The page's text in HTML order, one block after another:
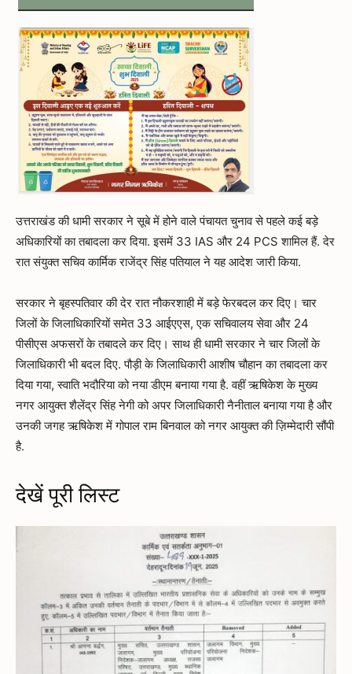
उत्तराखंड की धामी सरकार ने सूबे में होने वाले पंचायत चुनाव से पहले कई बड़े
अधिकारियों का तबादला कर दिया. इसमें 33 IAS और 24 PCS शामिल हैं. देर
रात संयुक्त सचिव कार्मिक राजेंद्र सिंह पतियाल ने यह आदेश जारी किया.
सरकार ने बृहस्पतिवार की देर रात नौकरशाही में बड़े फेरबदल कर दिए। चार
जिलों के जिलाधिकारियों समेत 33 आईएएस, एक सचिवालय सेवा और 24
पीसीएस अफसरों के तबादले कर दिए। साथ ही धामी सरकार ने चार जिलों के
जिलाधिकारी भी बदल दिए. पौड़ी के जिलाधिकारी आशीष चौहान का तबादला कर
दिया गया, स्वाति भदौरिया को नया डीएम बनाया गया है. वहीं ऋषिकेश के मुख्य
नगर आयुक्त शैलेंद्र सिंह नेगी को अपर जिलाधिकारी नैनीताल बनाया गया है और
उनकी जगह ऋषिकेश में गोपाल राम बिनवाल को नगर आयुक्त की ज़िम्मेदारी सौंपी
है.
देखें पूरी लिस्ट